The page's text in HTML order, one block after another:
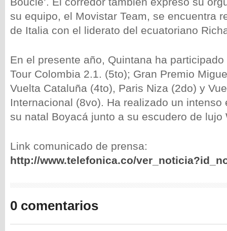
su equipo, el Movistar Team, se encuentra
de Italia con el liderato del ecuatoriano
En el presente año, Quintana ha
Tour Colombia 2.1. (5to); Gran Premio
Vuelta Cataluña (4to), Paris Niza (2do) y
Internacional (8vo). Ha realizado un intenso
su natal Boyacá junto a su escudero de lujo
Link comunicado de prensa:
http://www.telefonica.co/
0 comentarios